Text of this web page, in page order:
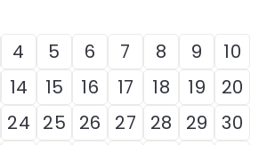
4 5 6 7 8 9
10
14 15 16 17 18 19
20
24 25 26 27 28 29
30